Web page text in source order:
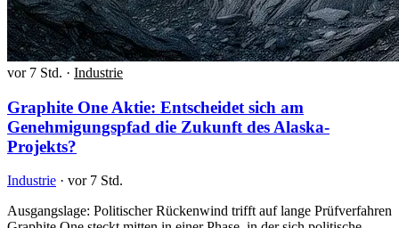
vor 7 Std. · Industrie
Graphite One Aktie: Entscheidet sich am
Genehmigungspfad die Zukunft des Alaska-
Projekts?
Industrie · vor 7 Std.
Ausgangslage: Politischer Rückenwind trifft auf lange Prüfverfahren